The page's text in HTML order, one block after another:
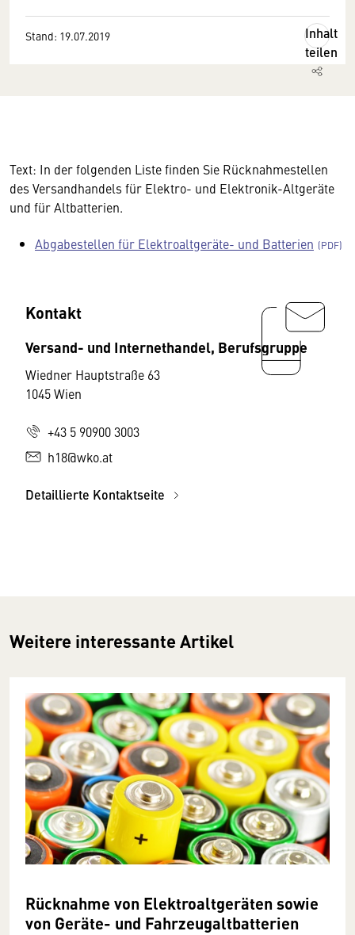
Stand: 19.07.2019
Inhalt
teilen
Text: In der folgenden Liste finden Sie Rücknahmestellen
des Versandhandels für Elektro- und Elektronik-Altgeräte
und für Altbatterien.
Abgabestellen für Elektroaltgeräte- und Batterien
Kontakt
Versand- und Internethandel, Berufsgruppe
Wiedner Hauptstraße 63
1045 Wien
+43 5 90900 3003
h18@wko.at
Detaillierte Kontaktseite
Weitere interessante Artikel
Rücknahme von Elektroaltgeräten sowie
von Geräte- und Fahrzeugaltbatterien